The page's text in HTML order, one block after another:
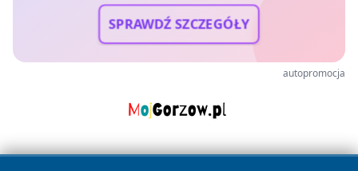
SPRAWDŹ SZCZEGÓŁY
autopromocja